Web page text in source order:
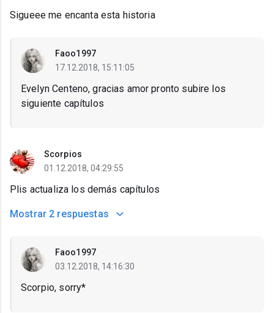
Sigueee me encanta esta historia
Faoo1997
17.12.2018, 15:11:05
Evelyn Centeno, gracias amor pronto subire los
siguiente capítulos
Scorpios
01.12.2018, 04:29:55
Plis actualiza los demás capítulos
Mostrar 2 respuestas
Faoo1997
03.12.2018, 14:16:30
Scorpio, sorry*